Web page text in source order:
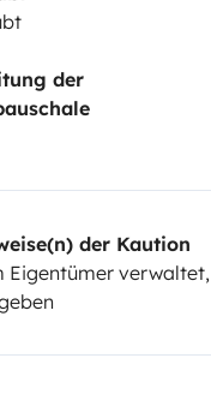
du permis de
lorsque MINICAMP
der
der Kaution
Eigentümer verwaltet,